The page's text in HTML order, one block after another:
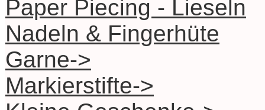
Paper Piecing - Lieseln
Nadeln & Fingerhüte
Garne->
Markierstifte->